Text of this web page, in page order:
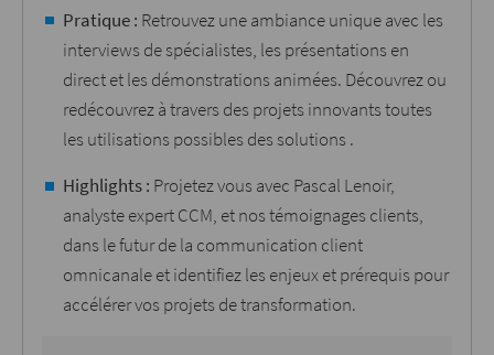
Pratique : Retrouvez une ambiance unique avec les
interviews de spécialistes, les présentations en
direct et les démonstrations animées. Découvrez ou
redécouvrez à travers des projets innovants toutes
les utilisations possibles des solutions .
Highlights : Projetez vous avec Pascal Lenoir,
analyste expert CCM, et nos témoignages clients,
dans le futur de la communication client
omnicanale et identifiez les enjeux et prérequis pour
accélérer vos projets de transformation.